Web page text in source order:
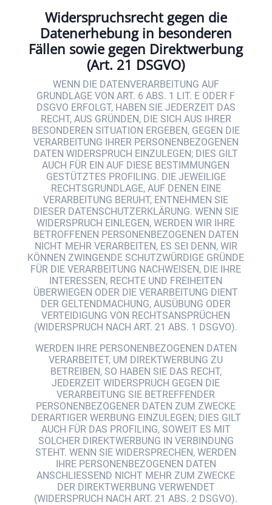
Widerspruchsrecht gegen die
Datenerhebung in besonderen
Fällen sowie gegen Direktwerbung
(Art. 21 DSGVO)
WENN DIE DATENVERARBEITUNG AUF
GRUNDLAGE VON ART. 6 ABS. 1 LIT. E ODER F
DSGVO ERFOLGT, HABEN SIE JEDERZEIT DAS
RECHT, AUS GRÜNDEN, DIE SICH AUS IHRER
BESONDEREN SITUATION ERGEBEN, GEGEN DIE
VERARBEITUNG IHRER PERSONENBEZOGENEN
DATEN WIDERSPRUCH EINZULEGEN; DIES GILT
AUCH FÜR EIN AUF DIESE BESTIMMUNGEN
GESTÜTZTES PROFILING. DIE JEWEILIGE
RECHTSGRUNDLAGE, AUF DENEN EINE
VERARBEITUNG BERUHT, ENTNEHMEN SIE
DIESER DATENSCHUTZERKLÄRUNG. WENN SIE
WIDERSPRUCH EINLEGEN, WERDEN WIR IHRE
BETROFFENEN PERSONENBEZOGENEN DATEN
NICHT MEHR VERARBEITEN, ES SEI DENN, WIR
KÖNNEN ZWINGENDE SCHUTZWÜRDIGE GRÜNDE
FÜR DIE VERARBEITUNG NACHWEISEN, DIE IHRE
INTERESSEN, RECHTE UND FREIHEITEN
ÜBERWIEGEN ODER DIE VERARBEITUNG DIENT
DER GELTENDMACHUNG, AUSÜBUNG ODER
VERTEIDIGUNG VON RECHTSANSPRÜCHEN
(WIDERSPRUCH NACH ART. 21 ABS. 1 DSGVO).
WERDEN IHRE PERSONENBEZOGENEN DATEN
VERARBEITET, UM DIREKTWERBUNG ZU
BETREIBEN, SO HABEN SIE DAS RECHT,
JEDERZEIT WIDERSPRUCH GEGEN DIE
VERARBEITUNG SIE BETREFFENDER
PERSONENBEZOGENER DATEN ZUM ZWECKE
DERARTIGER WERBUNG EINZULEGEN; DIES GILT
AUCH FÜR DAS PROFILING, SOWEIT ES MIT
SOLCHER DIREKTWERBUNG IN VERBINDUNG
STEHT. WENN SIE WIDERSPRECHEN, WERDEN
IHRE PERSONENBEZOGENEN DATEN
ANSCHLIESSEND NICHT MEHR ZUM ZWECKE
DER DIREKTWERBUNG VERWENDET
(WIDERSPRUCH NACH ART. 21 ABS. 2 DSGVO).